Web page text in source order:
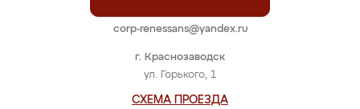
г. Краснозаводск
ул. Горького, 1
СХЕМА ПРОЕЗДА
corp-renessans@yandex.ru